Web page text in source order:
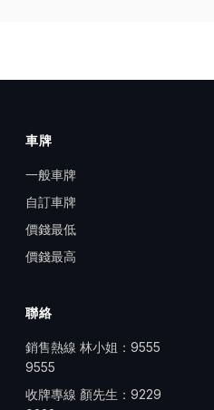
車牌
一般車牌
自訂車牌
價錢最低
價錢最高
聯絡
銷售熱線 林小姐： 9555
9555
收牌專線 顏先生： 9229